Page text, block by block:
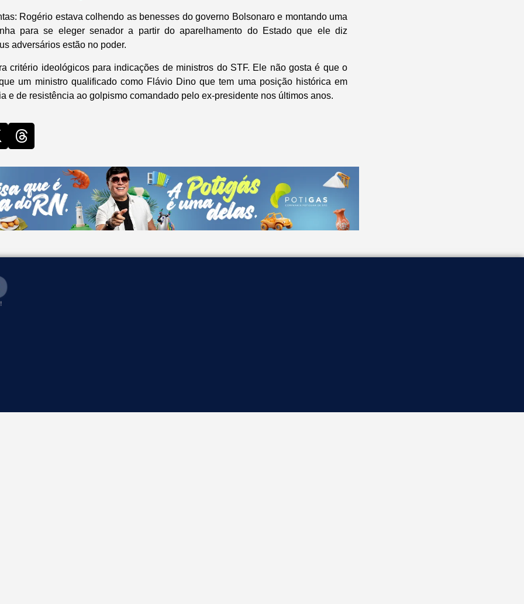
Rogério estava colhendo as benesses do governo Bolsonaro e montando uma
para se eleger senador a partir do aparelhamento do Estado que ele diz
adversários estão no poder.
critério ideológicos para indicações de ministros do STF. Ele não gosta é que o
um ministro qualificado como Flávio Dino que tem uma posição histórica em
e de resistência ao golpismo comandado pelo ex-presidente nos últimos anos.